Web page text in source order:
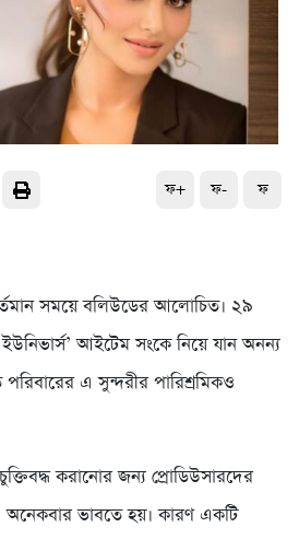
ফ+ ফ- ফ
সময়ে বলিউডের আলোচিত। ২৯
আইটেম সংকে নিয়ে যান অনন্য
এ সুন্দরীর পারিশ্রমিকও
করানোর জন্য প্রোডিউসারদের
ভাবতে হয়। কারণ একটি